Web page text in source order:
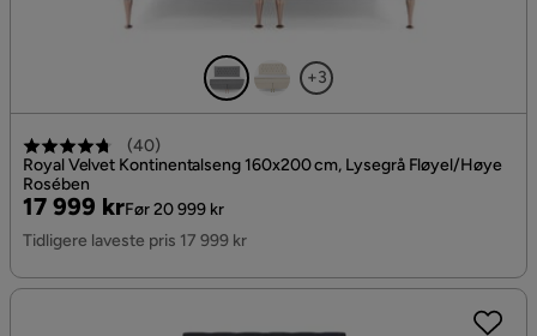
+3
(40)
Royal Velvet Kontinentalseng 160x200 cm, Lysegrå Fløyel/Høye
Rosében
Pris
17 999 kr
Original
Pris
Før 20 999 kr
Tidligere laveste pris 17 999 kr